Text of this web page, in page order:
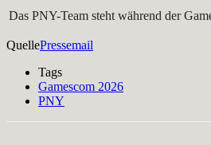
Das PNY-Team steht während der
QuellePressemail
Tags
Gamescom 2026
PNY